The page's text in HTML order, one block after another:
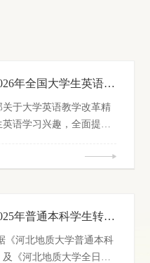
关于组织参加2026年全国大学生英语竞赛的通知
于大学英语教学改革精
语学习兴趣，全面提高
指导委员会、河北省高等
加2026年全国大学生英
事项通知如下：一、参赛
注册学籍的研究生及本
自愿报名参赛。本年度
语言文化学院2025年普通本科学生转专业工作实施方案
《河北地质大学普通本科
《河北地质大学全日制